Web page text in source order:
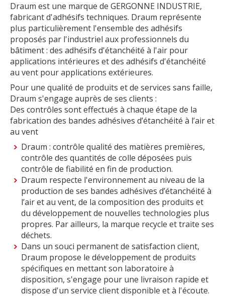
Draum est une marque de GERGONNE INDUSTRIE,
fabricant d'adhésifs techniques. Draum représente
plus particulièrement l'ensemble des adhésifs
proposés par l'industriel aux professionnels du
bâtiment : des adhésifs d'étanchéité à l'air pour
applications intérieures et des adhésifs d'étanchéité
au vent pour applications extérieures.
Pour une qualité de produits et de services sans faille,
Draum s'engage auprès de ses clients :
Des contrôles sont effectués à chaque étape de la
fabrication des bandes adhésives d’étanchéité à l’air et
au vent
Draum : contrôle qualité des matières premières,
contrôle des quantités de colle déposées puis
contrôle de fiabilité en fin de production.
Draum respecte l'environnement au niveau de la
production de ses bandes adhésives d’étanchéité à
l’air et au vent, de la composition des produits et
du développement de nouvelles technologies plus
propres. Par ailleurs, la marque recycle et traite ses
déchets.
Dans un souci permanent de satisfaction client,
Draum propose le développement de produits
spécifiques en mettant son laboratoire à
disposition, s'engage pour une livraison rapide et
dispose d'un service client disponible et à l'écoute.